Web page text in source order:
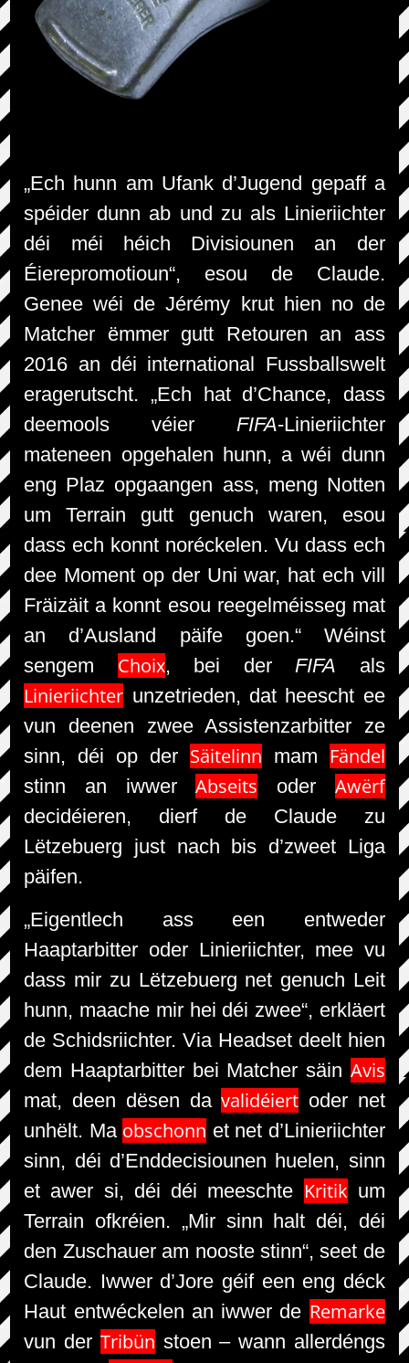
„Ech hunn am Ufank d’Jugend gepaff a
spéider dunn ab und zu als Linieriichter
déi méi héich Divisiounen an der
Éierepromotioun“, esou de Claude.
Genee wéi de Jérémy krut hien no de
Matcher ëmmer gutt Retouren an ass
2016 an déi international Fussballswelt
eragerutscht. „Ech hat d’Chance, dass
deemools véier FIFA-Linieriichter
mateneen opgehalen hunn, a wéi dunn
eng Plaz opgaangen ass, meng Notten
um Terrain gutt genuch waren, esou
dass ech konnt noréckelen. Vu dass ech
dee Moment op der Uni war, hat ech vill
Fräizäit a konnt esou reegelméisseg mat
an d’Ausland päife goen.“ Wéinst
sengem Choix, bei der FIFA als
Linieriichter unzetrieden, dat heescht ee
vun deenen zwee Assistenzarbitter ze
sinn, déi op der Säitelinn mam Fändel
stinn an iwwerAbseits oder Awërf
decidéieren, dierf de Claude zu
Lëtzebuerg just nach bis d’zweet Liga
päifen.
„Eigentlech ass een entweder
Haaptarbitter oder Linieriichter, mee vu
dass mir zu Lëtzebuerg net genuch Leit
hunn, maache mir hei déi zwee“, erkläert
de Schidsriichter. Via Headset deelt hien
dem Haaptarbitter bei Matcher säin Avis
mat, deen dësen davalidéiert oder net
unhëlt. Ma obschonn et net d’Linieriichter
sinn, déi d’Enddecisiounen huelen, sinn
et awer si, déi déi meeschte Kritik um
Terrain ofkréien. „Mir sinn halt déi, déi
den Zuschauer am nooste stinn“, seet de
Claude. Iwwer d’Jore géif een eng déck
Haut entwéckelen an iwwer de Remarke
vun der Tribün stoen – wann allerdéngs